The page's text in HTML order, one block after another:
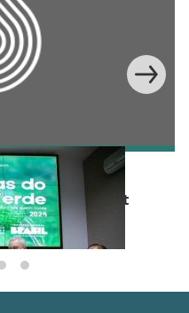
development